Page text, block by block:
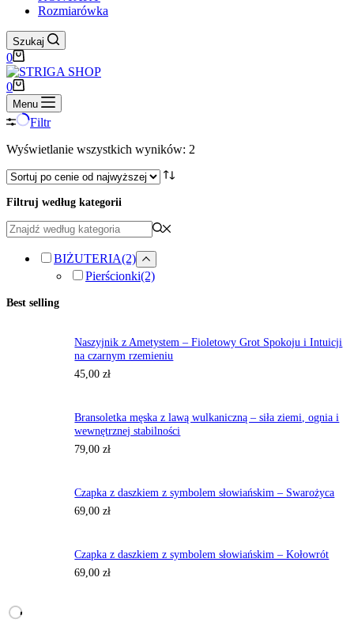
Rozmiarówka
Szukaj
Koszyk
0
Koszyk
0
Menu
Filtr
Wyświetlanie wszystkich wyników: 2
Filtruj według kategorii
BIŻUTERIA(2)
Pierścionki(2)
Best selling
Naszyjnik z Ametystem – Fioletowy Grot Spokoju i Intuicji
na czarnym rzemieniu
45,00zł
Bransoletka męska z lawą wulkaniczną – siła ziemi, ognia i
wewnętrznej stabilności
79,00zł
Czapka z daszkiem z symbolem słowiańskim – Swarożyca
69,00zł
Czapka z daszkiem z symbolem słowiańskim – Kołowrót
69,00zł